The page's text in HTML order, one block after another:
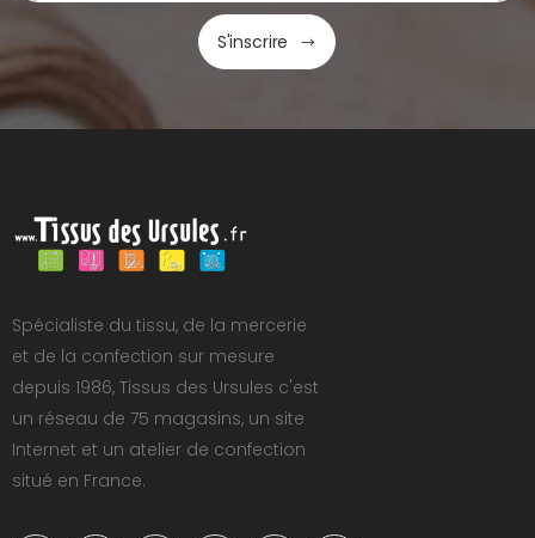
S'inscrire
Spécialiste du tissu, de la mercerie
et de la confection sur mesure
depuis 1986, Tissus des Ursules c'est
un réseau de 75 magasins, un site
Internet et un atelier de confection
situé en France.